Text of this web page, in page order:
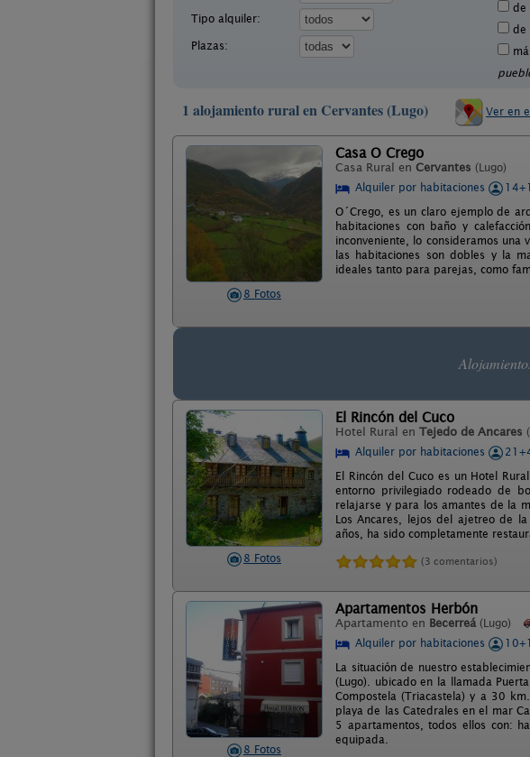
Tipo alquiler:
Plazas:
de
de
1 alojamiento rural en Cervantes (Lugo) Ver en
8 Fotos
Casa O Crego
Casa Rural en Cervantes (Lugo)
Alquiler por habitaciones
O´Crego, es un claro ejemplo de
habitaciones con baño y
inconveniente, lo consideramos
las habitaciones son dobles y la
ideales tanto para parejas, como
8 Fotos
El Rincón del Cuco
Hotel Rural en Tejedo de Ancares
Alquiler por habitaciones
El Rincón del Cuco es un Hotel
entorno privilegiado rodeado de
relajarse y para los amantes de la
Los Ancares, lejos del ajetreo de
años, ha sido completamente
(3 comentarios)
8 Fotos
Apartamentos Herbón
Apartamento en Becerreá (Lugo)
Alquiler por habitaciones
La situación de nuestro
(Lugo). ubicado en la llamada
Compostela (Triacastela) y a 30
playa de las Catedrales en el mar
5 apartamentos, todos ellos con:
equipada.